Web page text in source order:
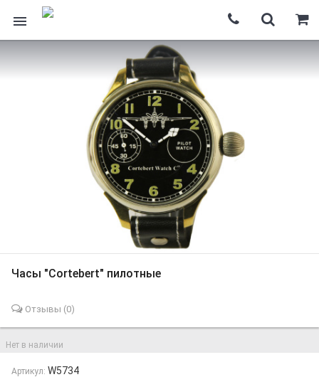
Часы "Cortebert" пилотные
Отзывы (0)
Нет в наличии
Артикул: W5734